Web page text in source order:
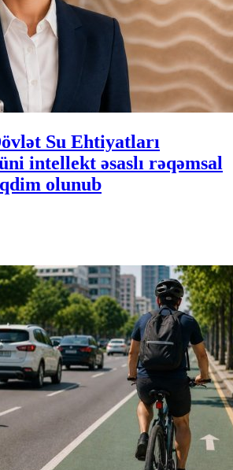
Su Ehtiyatları
intellekt əsaslı rəqəmsal
olunub